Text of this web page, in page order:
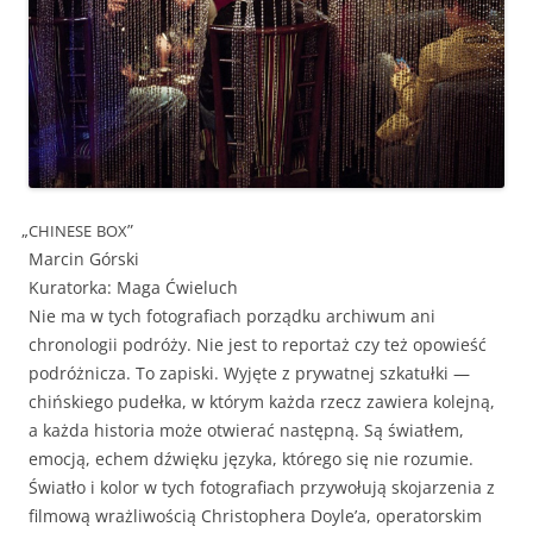
„CHINESE BOX”
Marcin Górski
Kura­tor­ka: Maga Ćwieluch
Nie ma w tych fotografi­ach porząd­ku archi­wum ani
chronologii podróży. Nie jest to repor­taż czy też opowieść
podróżnicza. To zapis­ki. Wyjęte z pry­wat­nej szkatuł­ki —
chińskiego pudeł­ka, w którym każ­da rzecz zaw­iera kole­jną,
a każ­da his­to­ria może otwier­ać następ­ną. Są światłem,
emocją, echem dźwięku języ­ka, którego się nie rozumie.
Światło i kolor w tych fotografi­ach przy­wołu­ją sko­jarzenia z
fil­mową wrażli­woś­cią Christo­phera Doyle’a, oper­a­torskim